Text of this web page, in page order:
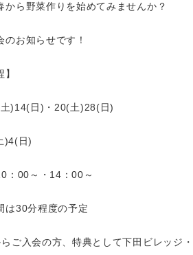
から野菜作りを始めてみませんか？
のお知らせです！
】
)14(日)・20(土)28(日)
)4(日)
：00～・14：00～
は30分程度の予定
ご入会の方、特典として下田ビレッジ